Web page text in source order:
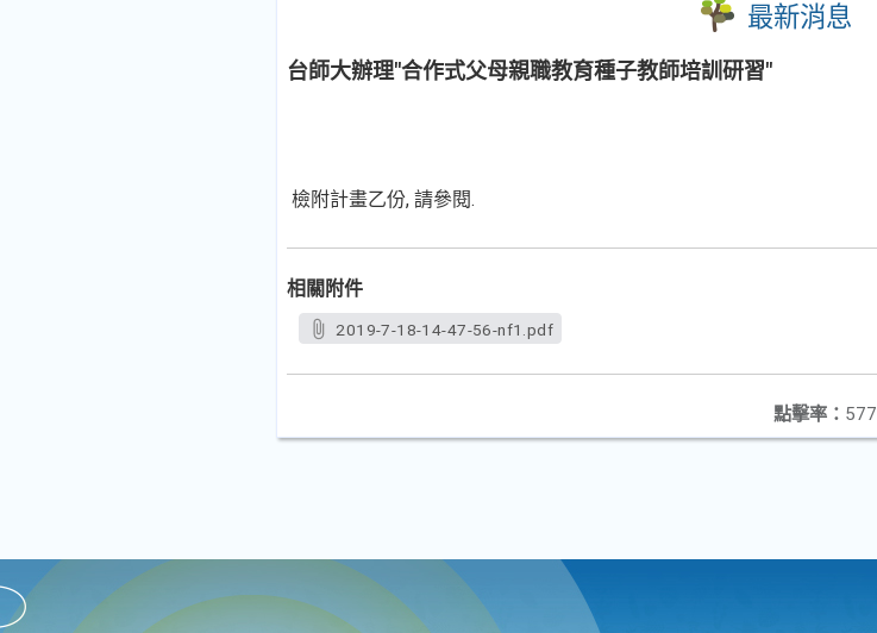
最新消息
台師大辦理"合作式父母親職教育種子教師培訓研習"
檢附計畫乙份, 請參閱.
相關附件
2019-7-18-14-47-56-nf1.pdf
點擊率： 577